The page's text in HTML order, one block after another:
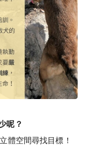
呢？
體空間尋找目標！